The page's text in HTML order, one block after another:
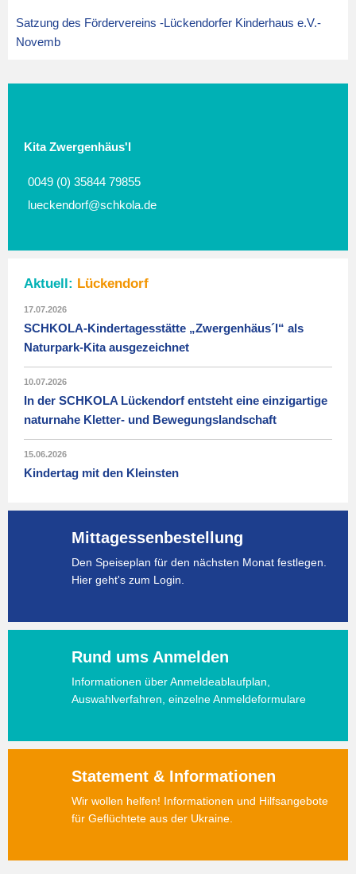
Satzung des Fördervereins -Lückendorfer Kinderhaus e.V.-
Novemb
Kita Zwergenhäus'l
0049 (0) 35844 79855
lueckendorf@schkola.de
Aktuell: Lückendorf
17.07.2026
SCHKOLA-Kindertagesstätte „Zwergenhäus´l“ als
Naturpark-Kita ausgezeichnet
10.07.2026
In der SCHKOLA Lückendorf entsteht eine einzigartige
naturnahe Kletter- und Bewegungslandschaft
15.06.2026
Kindertag mit den Kleinsten
Mittagessenbestellung
Den Speiseplan für den nächsten Monat festlegen.
Hier geht's zum Login.
Rund ums Anmelden
Informationen über Anmeldeablaufplan,
Auswahlverfahren, einzelne Anmeldeformulare
Statement & Informationen
Wir wollen helfen! Informationen und Hilfsangebote
für Geflüchtete aus der Ukraine.